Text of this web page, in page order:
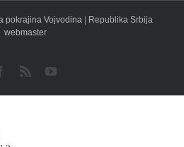
pokrajina Vojvodina | Republika Srbija
webmaster
Facebook
Rss YouTube